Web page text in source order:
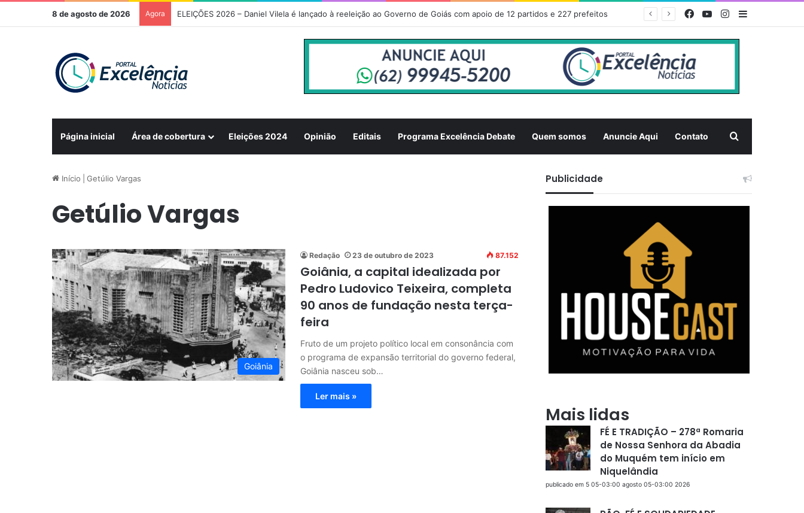
8 de agosto de 2026 Agora ELEIÇÕES 2026 – Daniel Vilela é lançado à reeleição ao Governo de Goiás com apoio de 12 partidos e 227 prefeitos FacebookYouTubeInstagram
Página inicial Área de cobertura Eleições 2024 Opinião Editais Programa Excelência Debate Quem somos Anuncie Aqui Contato
Início Getúlio Vargas
Getúlio Vargas
Goiânia
Redação 23 de outubro de 2023 87.152
Goiânia, a capital idealizada por
Pedro Ludovico Teixeira, completa
90 anos de fundação nesta terça-
feira
Fruto de um projeto político local em consonância com
o programa de expansão territorial do governo federal,
Goiânia nasceu sob…
Ler mais »
Publicidade
Mais lidas
FÉ E TRADIÇÃO – 278ª Romaria
de Nossa Senhora da Abadia
do Muquém tem início em
Niquelândia
publicado em 5 05-03:00 agosto 05-03:00 2026